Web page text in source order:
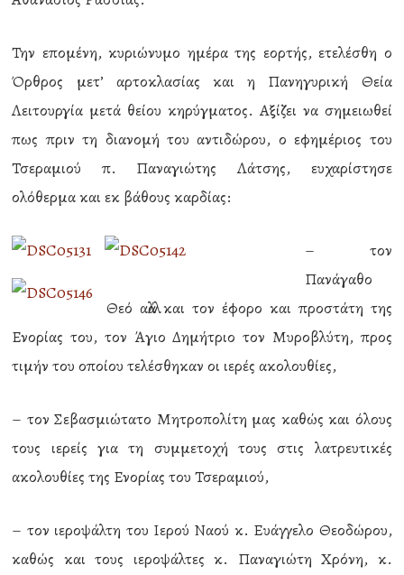
Την επομένη, κυριώνυμο ημέρα της εορτής, ετελέσθη ο
Όρθρος μετ’ αρτοκλασίας και η Πανηγυρική Θεία
Λειτουργία μετά θείου κηρύγματος. Αξίζει να σημειωθεί
πως πριν τη διανομή του αντιδώρου, ο εφημέριος του
Τσεραμιού π. Παναγιώτης Λάτσης, ευχαρίστησε
ολόθερμα και εκ βάθους καρδίας:
– τον
Πανάγαθο
Θεό αλλά και τον έφορο και προστάτη της
Ενορίας του, τον Άγιο Δημήτριο τον Μυροβλύτη, προς
τιμήν του οποίου τελέσθηκαν οι ιερές ακολουθίες,
– τον Σεβασμιώτατο Μητροπολίτη μας καθώς και όλους
τους ιερείς για τη συμμετοχή τους στις λατρευτικές
ακολουθίες της Ενορίας του Τσεραμιού,
– τον ιεροψάλτη του Ιερού Ναού κ. Ευάγγελο Θεοδώρου,
καθώς και τους ιεροψάλτες κ. Παναγιώτη Χρόνη, κ.